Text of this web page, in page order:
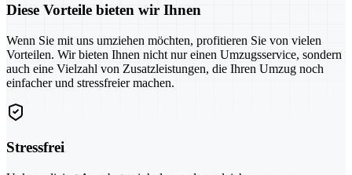
Diese Vorteile bieten wir Ihnen
Wenn Sie mit uns umziehen möchten, profitieren Sie von vielen
Vorteilen. Wir bieten Ihnen nicht nur einen Umzugsservice, sondern
auch eine Vielzahl von Zusatzleistungen, die Ihren Umzug noch
einfacher und stressfreier machen.
Stressfrei